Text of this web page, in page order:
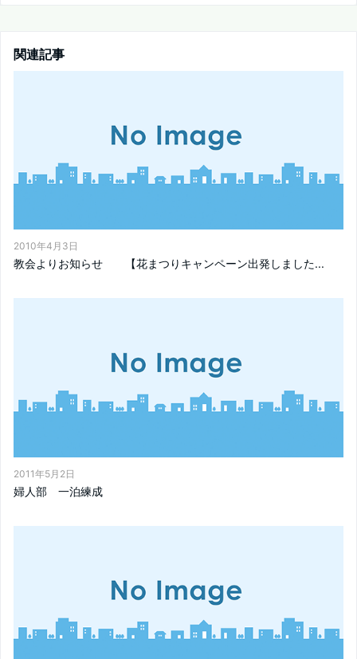
関連記事
2010年4月3日
教会よりお知らせ 【花まつりキャンペーン出発しました...
2011年5月2日
婦人部 一泊練成